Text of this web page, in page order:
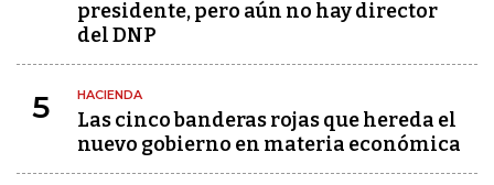
presidente, pero aún no hay director
del DNP
5 HACIENDA
Las cinco banderas rojas que hereda el
nuevo gobierno en materia económica